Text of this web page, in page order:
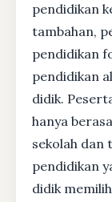
pendidikan
tambahan,
pendidikan
pendidikan
didik.
hanya
sekolah dan
pendidikan
didik